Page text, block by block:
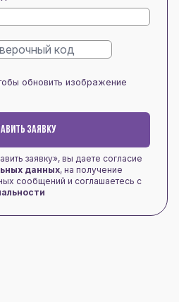
обновить изображение
ЗАЯВКУ
заявку», вы даете согласие
данных, на получение
сообщений и соглашаетесь с